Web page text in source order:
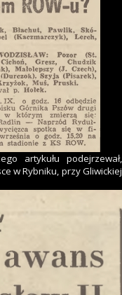
artykułu podejrzewał,
w Rybniku, przy Gliwickiej